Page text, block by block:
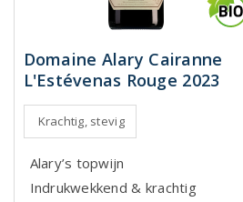
Domaine Alary Cairanne
L'Estévenas Rouge 2023
Krachtig, stevig
Alary’s topwijn
Indrukwekkend & krachtig